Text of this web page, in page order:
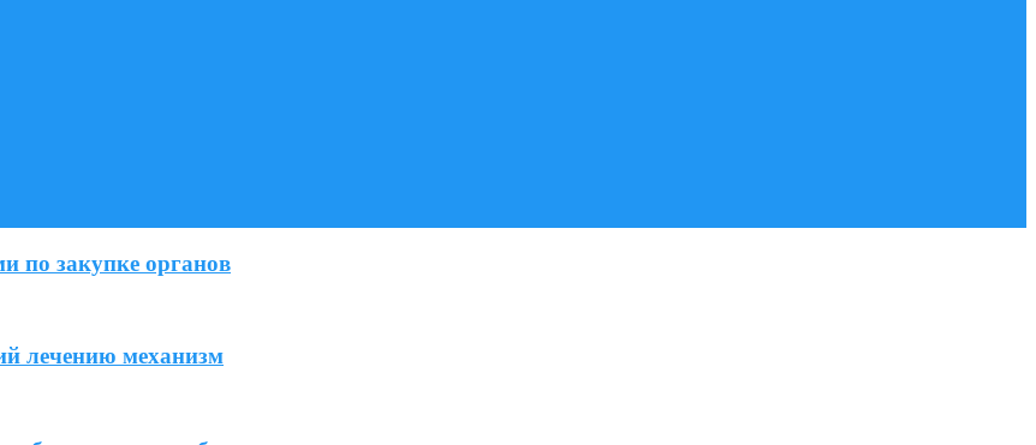
по закупке органов
лечению механизм